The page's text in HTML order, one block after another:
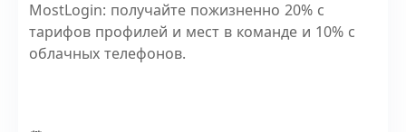
MostLogin: получайте пожизненно 20% с
тарифов профилей и мест в команде и 10% с
облачных телефонов.